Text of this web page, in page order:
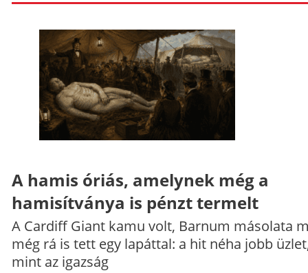
A hamis óriás, amelynek még a
hamisítványa is pénzt termelt
A Cardiff Giant kamu volt, Barnum másolata
még rá is tett egy lapáttal: a hit néha jobb
mint az igazság